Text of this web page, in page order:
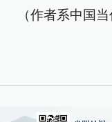
（作者系中国